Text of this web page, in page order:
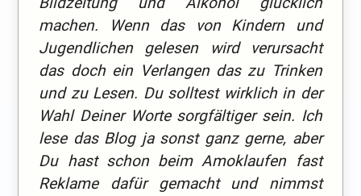
machen. Wenn das von Kindern und
Jugendlichen gelesen wird verursacht
das doch ein Verlangen das zu Trinken
und zu Lesen. Du solltest wirklich in der
Wahl Deiner Worte sorgfältiger sein. Ich
lese das Blog ja sonst ganz gerne, aber
Du hast schon beim Amoklaufen fast
Reklame dafür gemacht und nimmst